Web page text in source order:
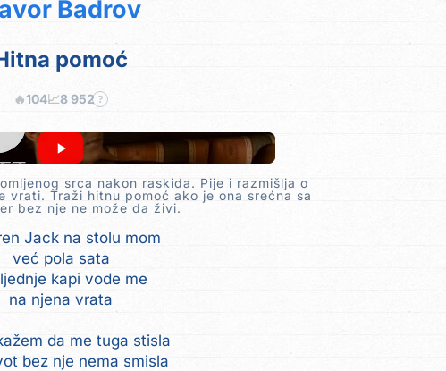
Badrov
pomoć
🔥104📈8 952 ?
srca nakon raskida. Pije i razmišlja o
vrati. Traži hitnu pomoć ako je ona srećna sa
bez nje ne može da živi.
Jack na stolu mom
već pola sata
kapi vode me
na njena vrata
da me tuga stisla
bez nje nema smisla